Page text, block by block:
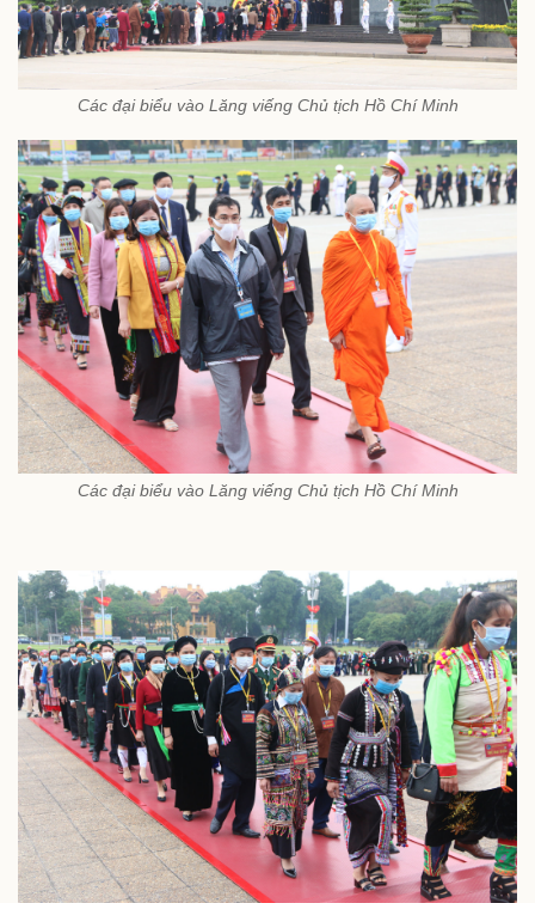
Các đại biểu vào Lăng viếng Chủ tịch Hồ Chí Minh
Các đại biểu vào Lăng viếng Chủ tịch Hồ Chí Minh